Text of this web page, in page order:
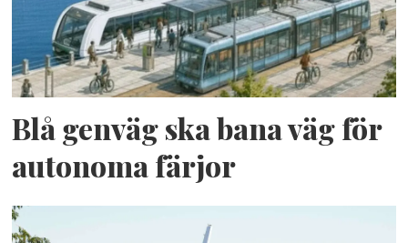
Blå genväg ska bana väg för
autonoma färjor